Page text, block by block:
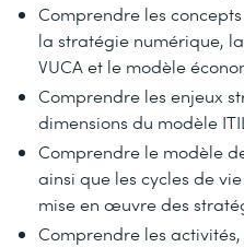
Comprendre les
la stratégie numérique,
VUCA et le modèle
Comprendre les enjeux
dimensions du modèle
Comprendre le modèle
ainsi que les cycles de
mise en œuvre des
Comprendre les